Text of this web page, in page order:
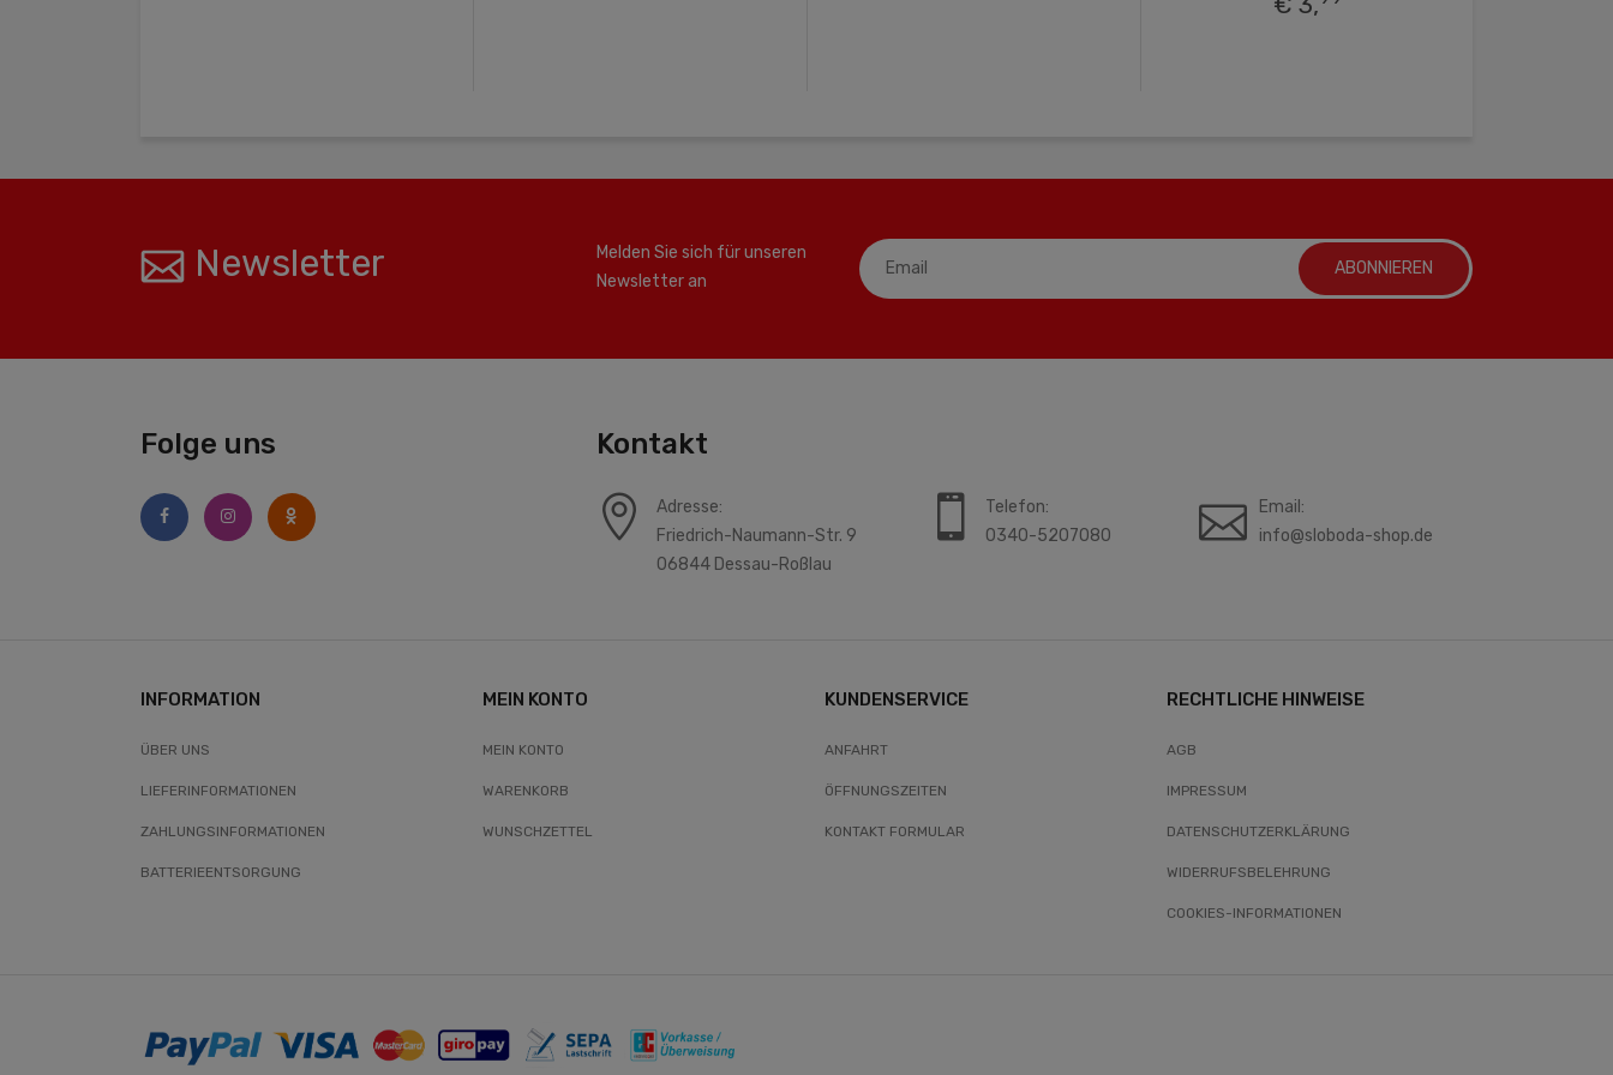
Newsletter
Melden Sie sich für unseren
Newsletter an
ABONNIEREN
Folge uns Kontakt
Adresse:
Friedrich-Naumann-Str. 9
06844 Dessau-Roßlau
Telefon:
0340-5207080
Email:
info@sloboda-shop.de
INFORMATION
ÜBER UNS
LIEFERINFORMATIONEN
ZAHLUNGSINFORMATIONEN
BATTERIEENTSORGUNG
MEIN KONTO
MEIN KONTO
WARENKORB
WUNSCHZETTEL
KUNDENSERVICE
ANFAHRT
ÖFFNUNGSZEITEN
KONTAKT FORMULAR
RECHTLICHE HINWEISE
AGB
IMPRESSUM
DATENSCHUTZERKLÄRUNG
WIDERRUFSBELEHRUNG
COOKIES-INFORMATIONEN